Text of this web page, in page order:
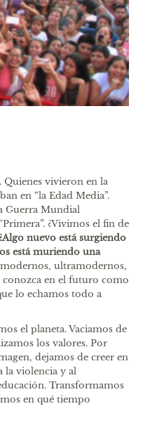
Quienes vivieron en la
en “la Edad Media”.
Guerra Mundial
¿Vivimos el fin de
nuevo está surgiendo
está muriendo una
ultramodernos,
conozca en el futuro como
lo echamos todo a
el planeta. Vaciamos de
los valores. Por
dejamos de creer en
la violencia y al
Transformamos
en qué tiempo